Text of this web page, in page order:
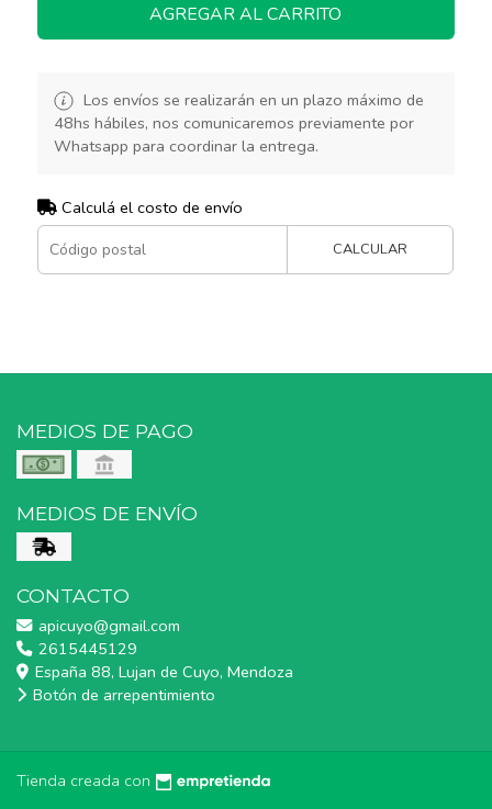
AGREGAR AL CARRITO
Los envíos se realizarán en un plazo máximo de
48hs hábiles, nos comunicaremos previamente por
Whatsapp para coordinar la entrega.
Calculá el costo de envío
CALCULAR
MEDIOS DE PAGO
MEDIOS DE ENVÍO
CONTACTO
apicuyo@gmail.com
2615445129
España 88, Lujan de Cuyo, Mendoza
Botón de arrepentimiento
Tienda creada con